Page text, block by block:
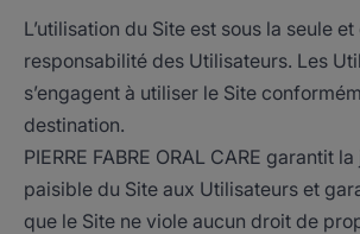
L’utilisation du Site est sous la seule
responsabilité des Utilisateurs. Les
s’engagent à utiliser le Site
destination.
PIERRE FABRE ORAL CARE garantit
paisible du Site aux Utilisateurs et
que le Site ne viole aucun droit de